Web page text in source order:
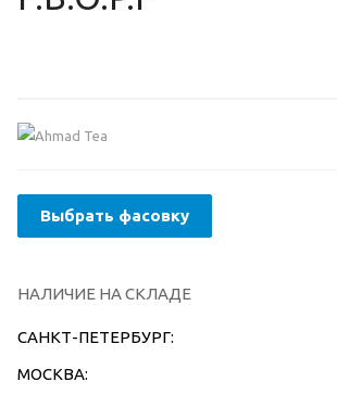
Выбрать фасовку
НАЛИЧИЕ НА СКЛАДЕ
САНКТ-ПЕТЕРБУРГ:
МОСКВА: